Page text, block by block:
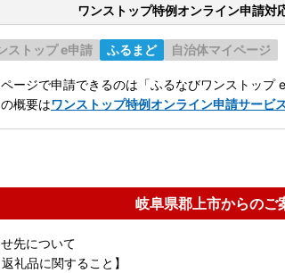
ワンストップ特例オンライン申請対
ストップ e申請 ふるまど 自治体マイページ
ージで申請できるのは「ふるなびワンストップ e
概要はワンストップ特例オンライン申請サービ
岐阜県郡上市からのご
先について
礼品に関すること】